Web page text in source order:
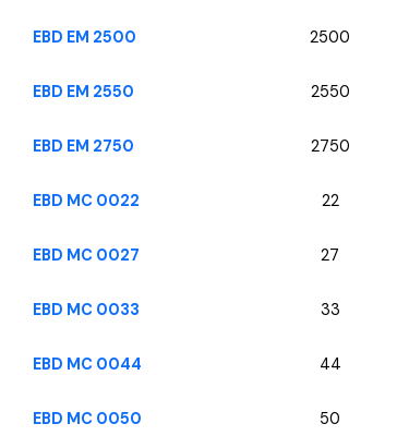
EBD EM 2500 2500
EBD EM 2550 2550
EBD EM 2750 2750
EBD MC 0022 22
EBD MC 0027 27
EBD MC 0033 33
EBD MC 0044 44
EBD MC 0050 50